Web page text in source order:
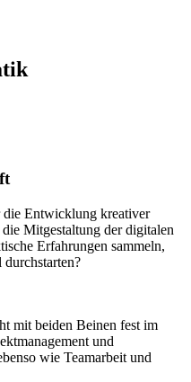
die Entwicklung kreativer
Mitgestaltung der digitalen
Erfahrungen sammeln,
mit beiden Beinen fest im
und
wie Teamarbeit und